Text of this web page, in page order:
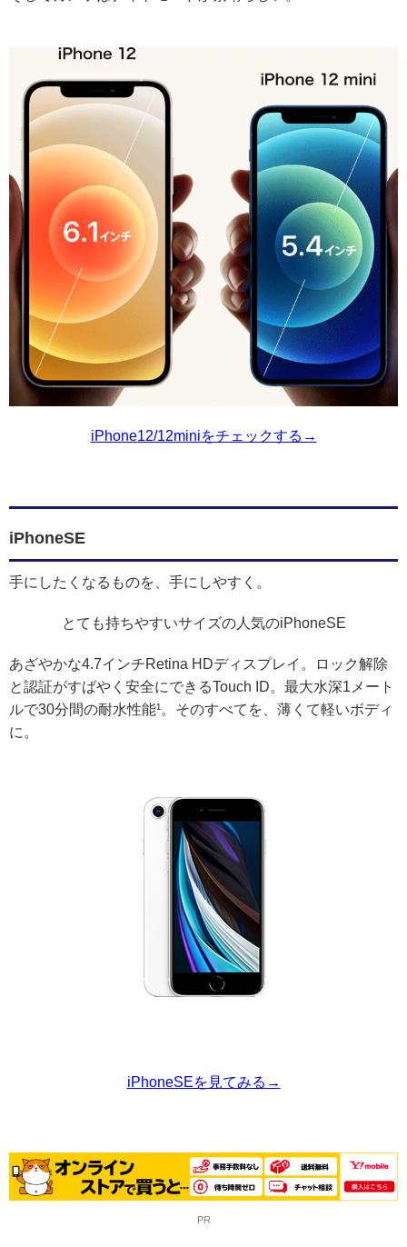
iPhone12/12miniをチェックする→
iPhoneSE
手にしたくなるものを、手にしやすく。
とても持ちやすいサイズの人気のiPhoneSE
あざやかな4.7インチRetina HDディスプレイ。ロック解除
と認証がすばやく安全にできるTouch ID。最大水深1メート
ルで30分間の耐水性能¹。そのすべてを、薄くて軽いボディ
に。
iPhoneSEを見てみる→
PR